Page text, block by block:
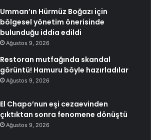
Umman’ın Hürmüz Boğazı için
bölgesel yönetim önerisinde
bulunduğu iddia edildi
Ağustos 9, 2026
Restoran mutfağında skandal
görüntü! Hamuru böyle hazırladılar
Ağustos 9, 2026
El Chapo’nun eşi cezaevinden
çıktıktan sonra fenomene dönüştü
Ağustos 9, 2026